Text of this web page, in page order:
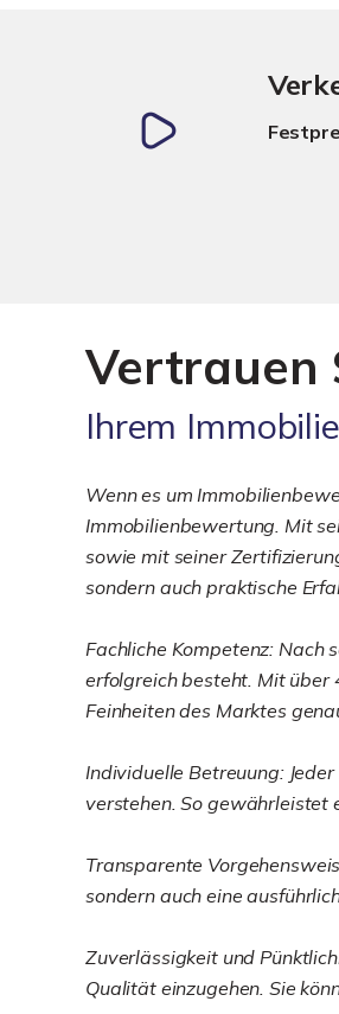
Vertrauen
Ihrem
Wenn es um
Immobilienbewertung. Mit
sowie mit seiner
sondern auch praktische
Fachliche Kompetenz: Nach
erfolgreich besteht. Mit über
Feinheiten des Marktes
Individuelle Betreuung:
verstehen. So gewährleistet
Transparente
sondern auch eine
Zuverlässigkeit und
Qualität einzugehen. Sie